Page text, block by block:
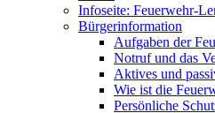
Infoseite: Feuerwehr-
Bürgerinformation
Aufgaben der
Notruf und das
Aktives und
Wie ist die
Persönliche